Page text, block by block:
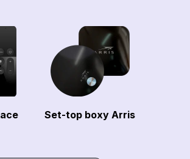
Set-top boxy Arris